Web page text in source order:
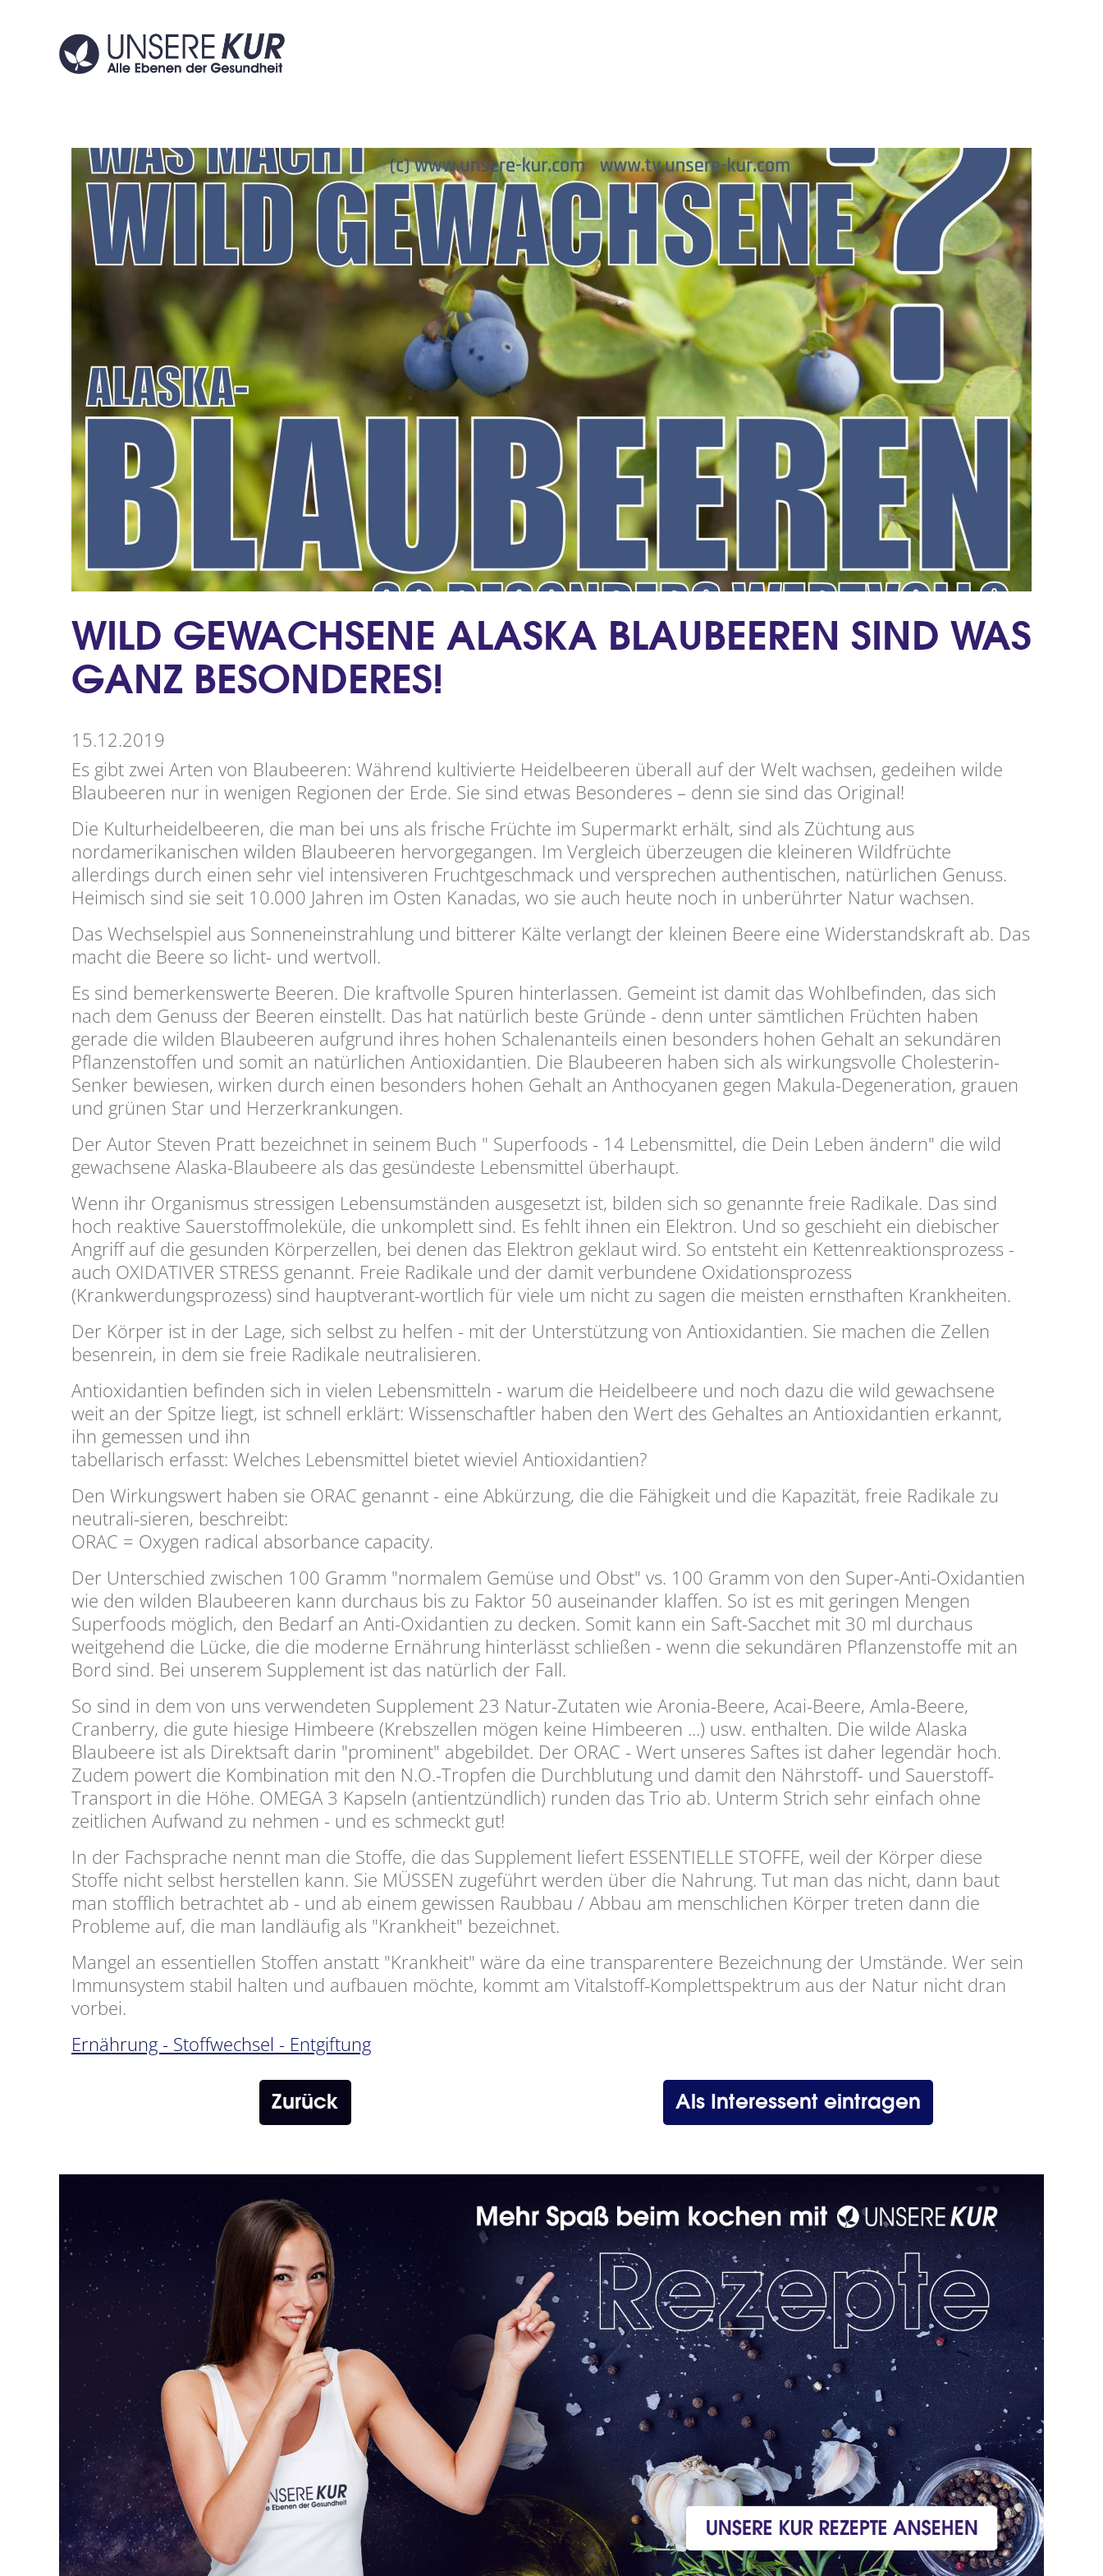
WILD GEWACHSENE ALASKA BLAUBEEREN SIND WAS
GANZ BESONDERES!
15.12.2019
Es gibt zwei Arten von Blaubeeren: Während kultivierte Heidelbeeren überall auf der Welt wachsen, gedeihen wilde
Blaubeeren nur in wenigen Regionen der Erde. Sie sind etwas Besonderes – denn sie sind das Original!
Die Kulturheidelbeeren, die man bei uns als frische Früchte im Supermarkt erhält, sind als Züchtung aus
nordamerikanischen wilden Blaubeeren hervorgegangen. Im Vergleich überzeugen die kleineren Wildfrüchte
allerdings durch einen sehr viel intensiveren Fruchtgeschmack und versprechen authentischen, natürlichen Genuss.
Heimisch sind sie seit 10.000 Jahren im Osten Kanadas, wo sie auch heute noch in unberührter Natur wachsen.
Das Wechselspiel aus Sonneneinstrahlung und bitterer Kälte verlangt der kleinen Beere eine Widerstandskraft ab. Das
macht die Beere so licht- und wertvoll.
Es sind bemerkenswerte Beeren. Die kraftvolle Spuren hinterlassen. Gemeint ist damit das Wohlbefinden, das sich
nach dem Genuss der Beeren einstellt. Das hat natürlich beste Gründe - denn unter sämtlichen Früchten haben
gerade die wilden Blaubeeren aufgrund ihres hohen Schalenanteils einen besonders hohen Gehalt an sekundären
Pflanzenstoffen und somit an natürlichen Antioxidantien. Die Blaubeeren haben sich als wirkungsvolle Cholesterin-
Senker bewiesen, wirken durch einen besonders hohen Gehalt an Anthocyanen gegen Makula-Degeneration, grauen
und grünen Star und Herzerkrankungen.
Der Autor Steven Pratt bezeichnet in seinem Buch " Superfoods - 14 Lebensmittel, die Dein Leben ändern" die wild
gewachsene Alaska-Blaubeere als das gesündeste Lebensmittel überhaupt.
Wenn ihr Organismus stressigen Lebensumständen ausgesetzt ist, bilden sich so genannte freie Radikale. Das sind
hoch reaktive Sauerstoffmoleküle, die unkomplett sind. Es fehlt ihnen ein Elektron. Und so geschieht ein diebischer
Angriff auf die gesunden Körperzellen, bei denen das Elektron geklaut wird. So entsteht ein Kettenreaktionsprozess -
auch OXIDATIVER STRESS genannt. Freie Radikale und der damit verbundene Oxidationsprozess
(Krankwerdungsprozess) sind hauptverant-wortlich für viele um nicht zu sagen die meisten ernsthaften Krankheiten.
Der Körper ist in der Lage, sich selbst zu helfen - mit der Unterstützung von Antioxidantien. Sie machen die Zellen
besenrein, in dem sie freie Radikale neutralisieren.
Antioxidantien befinden sich in vielen Lebensmitteln - warum die Heidelbeere und noch dazu die wild gewachsene
weit an der Spitze liegt, ist schnell erklärt: Wissenschaftler haben den Wert des Gehaltes an Antioxidantien erkannt,
ihn gemessen und ihn
tabellarisch erfasst: Welches Lebensmittel bietet wieviel Antioxidantien?
Den Wirkungswert haben sie ORAC genannt - eine Abkürzung, die die Fähigkeit und die Kapazität, freie Radikale zu
neutrali-sieren, beschreibt:
ORAC = Oxygen radical absorbance capacity.
Der Unterschied zwischen 100 Gramm "normalem Gemüse und Obst" vs. 100 Gramm von den Super-Anti-Oxidantien
wie den wilden Blaubeeren kann durchaus bis zu Faktor 50 auseinander klaffen. So ist es mit geringen Mengen
Superfoods möglich, den Bedarf an Anti-Oxidantien zu decken. Somit kann ein Saft-Sacchet mit 30 ml durchaus
weitgehend die Lücke, die die moderne Ernährung hinterlässt schließen - wenn die sekundären Pflanzenstoffe mit an
Bord sind. Bei unserem Supplement ist das natürlich der Fall.
So sind in dem von uns verwendeten Supplement 23 Natur-Zutaten wie Aronia-Beere, Acai-Beere, Amla-Beere,
Cranberry, die gute hiesige Himbeere (Krebszellen mögen keine Himbeeren ...) usw. enthalten. Die wilde Alaska
Blaubeere ist als Direktsaft darin "prominent" abgebildet. Der ORAC - Wert unseres Saftes ist daher legendär hoch.
Zudem powert die Kombination mit den N.O.-Tropfen die Durchblutung und damit den Nährstoff- und Sauerstoff-
Transport in die Höhe. OMEGA 3 Kapseln (antientzündlich) runden das Trio ab. Unterm Strich sehr einfach ohne
zeitlichen Aufwand zu nehmen - und es schmeckt gut!
In der Fachsprache nennt man die Stoffe, die das Supplement liefert ESSENTIELLE STOFFE, weil der Körper diese
Stoffe nicht selbst herstellen kann. Sie MÜSSEN zugeführt werden über die Nahrung. Tut man das nicht, dann baut
man stofflich betrachtet ab - und ab einem gewissen Raubbau / Abbau am menschlichen Körper treten dann die
Probleme auf, die man landläufig als "Krankheit" bezeichnet.
Mangel an essentiellen Stoffen anstatt "Krankheit" wäre da eine transparentere Bezeichnung der Umstände. Wer sein
Immunsystem stabil halten und aufbauen möchte, kommt am Vitalstoff-Komplettspektrum aus der Natur nicht dran
vorbei.
Ernährung - Stoffwechsel - Entgiftung
Zurück Als Interessent eintragen